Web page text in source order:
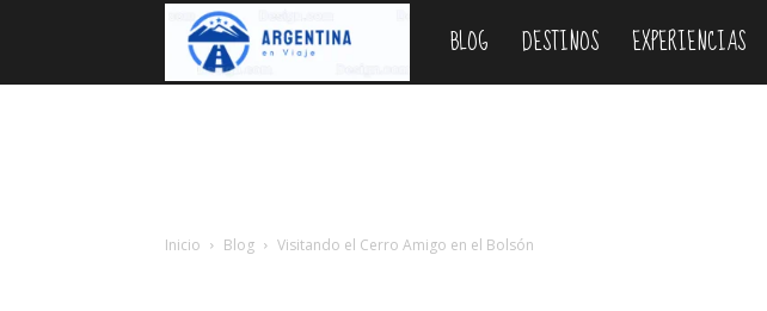
Argentina
BLOG DESTINOS EXPERIENCIAS
Inicio Blog Visitando el Cerro Amigo en el Bolsón